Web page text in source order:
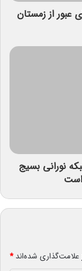
برای عبور از زمستان
نورانی بسیج
است
شده‌اند*